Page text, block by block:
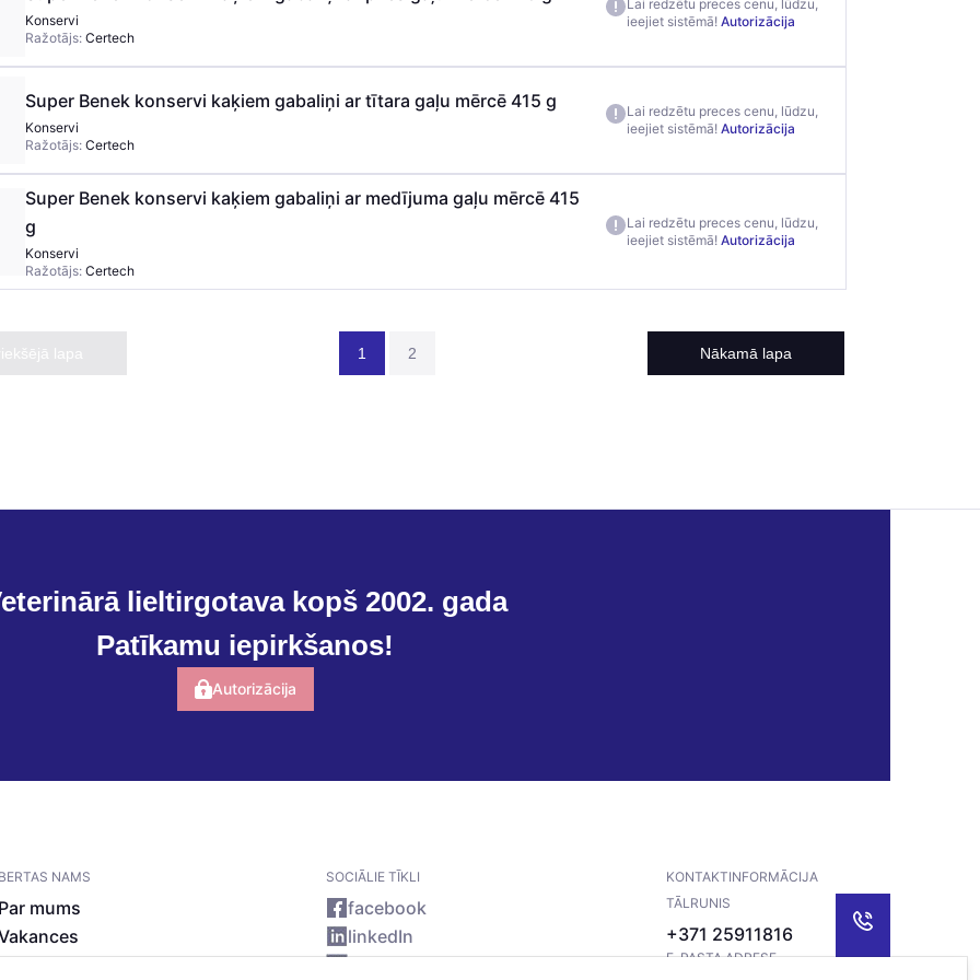
Konservi
Ražotājs: Certech
Lai redzētu preces cenu, lūdzu,
ieejiet sistēmā! Autorizācija
Super Benek konservi kaķiem gabaliņi ar tītara gaļu mērcē 415 g
Konservi
Ražotājs: Certech
Lai redzētu preces cenu, lūdzu,
ieejiet sistēmā! Autorizācija
Super Benek konservi kaķiem gabaliņi ar medījuma gaļu mērcē 415
g
Konservi
Ražotājs: Certech
Lai redzētu preces cenu, lūdzu,
ieejiet sistēmā! Autorizācija
lapa 1 2 Nākamā lapa
lieltirgotava kopš 2002. gada
Patīkamu iepirkšanos!
Autorizācija
NAMS
mums
SOCIĀLIE TĪKLI
facebook
linkedIn
KONTAKTINFORMĀCIJA
TĀLRUNIS
+371 25911816
E-PASTA ADRESE